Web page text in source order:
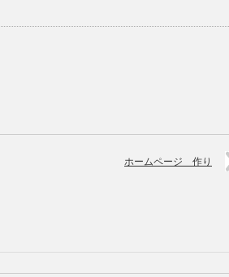
ホームページ 作り